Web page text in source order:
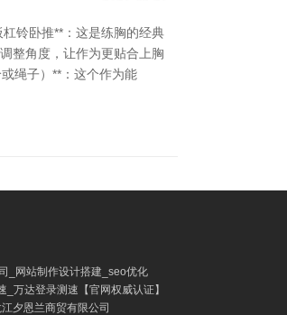
铃卧推**：这是练胸的经典
整角度，让作为更贴合上胸
绳子）**：这个作为能
_网站制作设计搭建_seo优化
万达登录测速【官网权威认证】
夕恩兰商贸有限公司